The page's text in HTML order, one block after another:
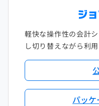
軽快な操作性の会計
し切り替えながら利用
パッ